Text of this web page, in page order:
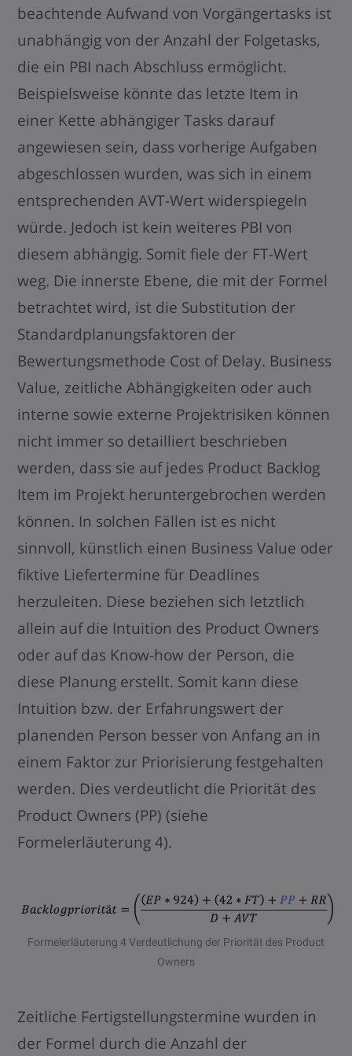
beachtende Aufwand von Vorgängertasks ist
unabhängig von der Anzahl der Folgetasks,
die ein PBI nach Abschluss ermöglicht.
Beispielsweise könnte das letzte Item in
einer Kette abhängiger Tasks darauf
angewiesen sein, dass vorherige Aufgaben
abgeschlossen wurden, was sich in einem
entsprechenden AVT-Wert widerspiegeln
würde. Jedoch ist kein weiteres PBI von
diesem abhängig. Somit fiele der FT-Wert
weg. Die innerste Ebene, die mit der Formel
betrachtet wird, ist die Substitution der
Standardplanungsfaktoren der
Bewertungsmethode Cost of Delay. Business
Value, zeitliche Abhängigkeiten oder auch
interne sowie externe Projektrisiken können
nicht immer so detailliert beschrieben
werden, dass sie auf jedes Product Backlog
Item im Projekt heruntergebrochen werden
können. In solchen Fällen ist es nicht
sinnvoll, künstlich einen Business Value oder
fiktive Liefertermine für Deadlines
herzuleiten. Diese beziehen sich letztlich
allein auf die Intuition des Product Owners
oder auf das Know-how der Person, die
diese Planung erstellt. Somit kann diese
Intuition bzw. der Erfahrungswert der
planenden Person besser von Anfang an in
einem Faktor zur Priorisierung festgehalten
werden. Dies verdeutlicht die Priorität des
Product Owners (PP) (siehe
Formelerläuterung 4).
Formelerläuterung 4 Verdeutlichung der Priorität des Product
Owners
Zeitliche Fertigstellungstermine wurden in
der Formel durch die Anzahl der